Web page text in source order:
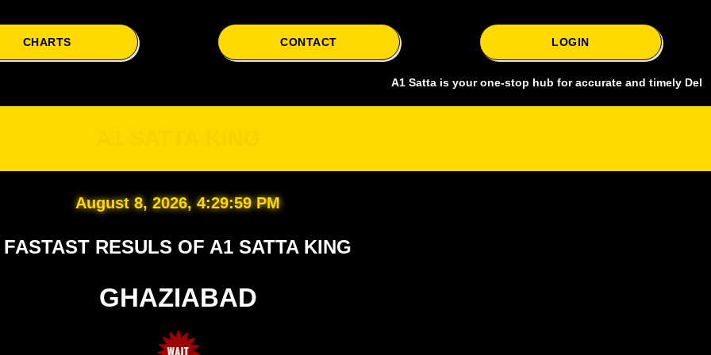
CHARTS CONTACT LOGIN
A1 Satta is your one-stop hub for accurate and timely Delhi
August 8, 2026, 4:30:00 PM
FASTAST RESULS OF A1 SATTA KING
GHAZIABAD